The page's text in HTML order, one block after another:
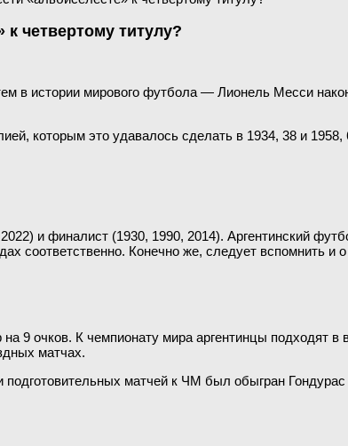
четвертому титулу?
в истории мирового футбола — Лионель Месси
которым это удавалось сделать в 1934, 38 и 1958,
и финалист (1930, 1990, 2014). Аргентинский
соответственно. Конечно же, следует вспомнить и
очков. К чемпионату мира аргентинцы подходят в
матчах.
матчей к ЧМ был обыгран Гондурас